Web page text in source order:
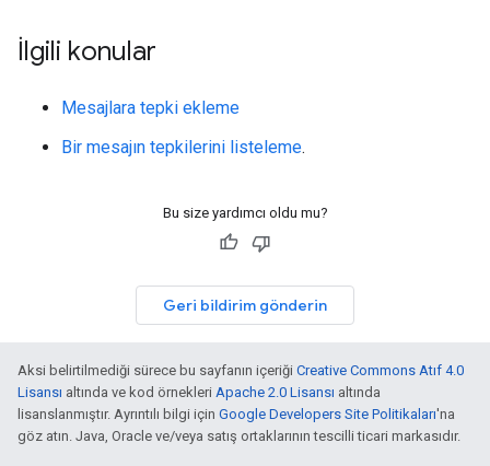
İlgili konular
Mesajlara tepki ekleme
Bir mesajın tepkilerini listeleme.
Bu size yardımcı oldu mu?
Geri bildirim gönderin
Aksi belirtilmediği sürece bu sayfanın içeriği Creative Commons Atıf 4.0
Lisansı altında ve kod örnekleri Apache 2.0 Lisansı altında
lisanslanmıştır. Ayrıntılı bilgi için Google Developers Site Politikaları'na
göz atın. Java, Oracle ve/veya satış ortaklarının tescilli ticari markasıdır.